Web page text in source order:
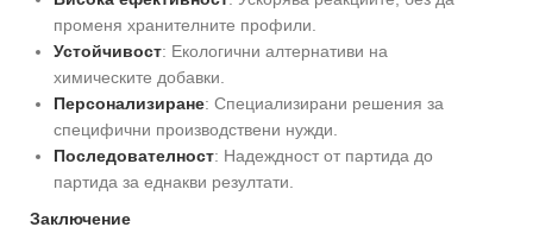
променя хранителните профили.
Устойчивост: Екологични алтернативи на
химическите добавки.
Персонализиране: Специализирани решения за
специфични производствени нужди.
Последователност: Надеждност от партида до
партида за еднакви резултати.
Заключение